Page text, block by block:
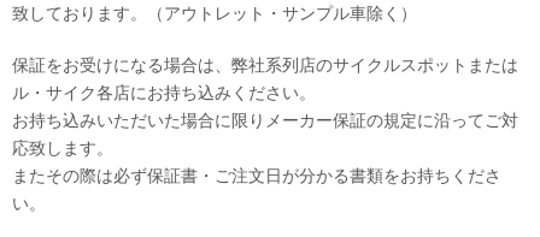
致しております。（アウトレット・サンプル車除く）
保証をお受けになる場合は、弊社系列店のサイクルスポットまたは
ル・サイク各店にお持ち込みください。
お持ち込みいただいた場合に限りメーカー保証の規定に沿ってご対
応致します。
またその際は必ず保証書・ご注文日が分かる書類をお持ちくださ
い。